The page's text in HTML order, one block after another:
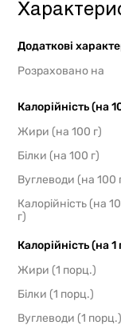
Додаткові
Розраховано на
Калорійність (на
Жири (на 100 г)
Білки (на 100 г)
Вуглеводи (на 100
Калорійність (на
г)
Калорійність (на
Жири (1 порц.)
Білки (1 порц.)
Вуглеводи (1 порц.)